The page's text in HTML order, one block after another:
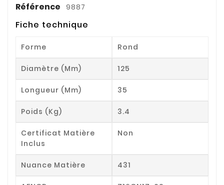
Référence 9887
Fiche technique
Forme Rond
Diamètre (mm) 125
Longueur (mm) 35
Poids (kg) 3.4
Certificat Matière
Inclus
Non
Nuance Matière 431